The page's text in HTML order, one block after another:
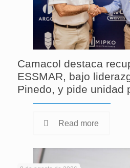
Camacol destaca
ESSMAR, bajo
Pinedo, y pide unidad
Read more